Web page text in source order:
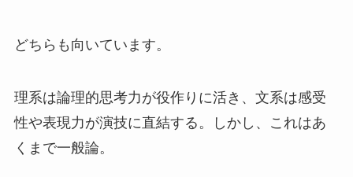
どちらも向いています。
理系は論理的思考力が役作りに活き、文系は感受
性や表現力が演技に直結する。しかし、これはあ
くまで一般論。